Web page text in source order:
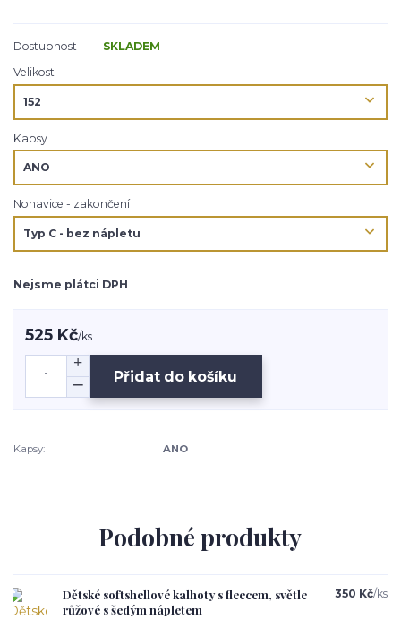
Dostupnost
SKLADEM
Velikost
Kapsy
Nohavice - zakončení
Nejsme plátci DPH
525 Kč/ks
Přidat do košíku
Kapsy: ANO
Podobné produkty
Dětské softshellové kalhoty s fleecem, světle
růžové s šedým nápletem
350 Kč/ks